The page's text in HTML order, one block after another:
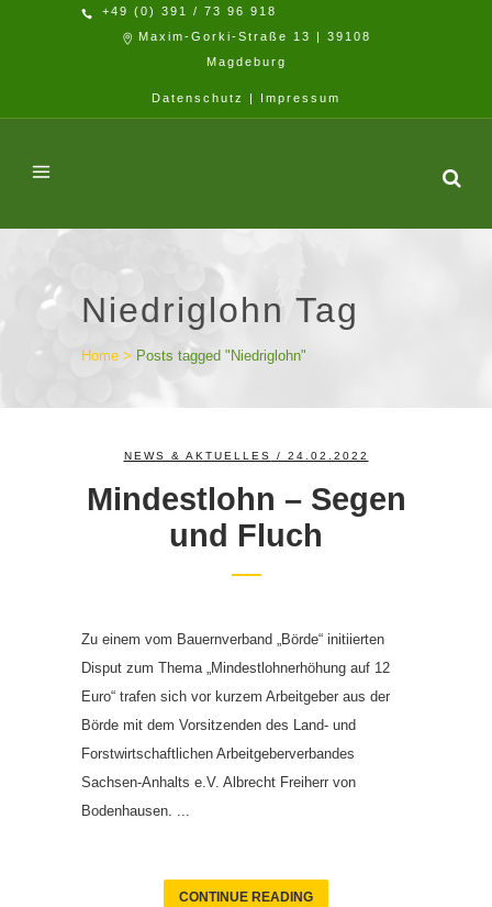
+49 (0) 391 / 73 96 918
Maxim-Gorki-Straße 13 | 39108
Magdeburg
Datenschutz | Impressum
Niedriglohn Tag
Home > Posts tagged "Niedriglohn"
NEWS & AKTUELLES / 24.02.2022
Mindestlohn – Segen
und Fluch
Zu einem vom Bauernverband „Börde“ initiierten
Disput zum Thema „Mindestlohnerhöhung auf 12
Euro“ trafen sich vor kurzem Arbeitgeber aus der
Börde mit dem Vorsitzenden des Land- und
Forstwirtschaftlichen Arbeitgeberverbandes
Sachsen-Anhalts e.V. Albrecht Freiherr von
Bodenhausen. ...
CONTINUE READING